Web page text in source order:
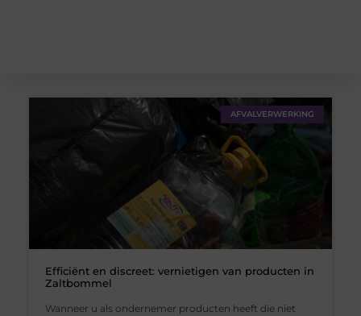
AFVALVERWERKING
Efficiënt en discreet: vernietigen van producten in
Zaltbommel
Wanneer u als ondernemer producten heeft die niet